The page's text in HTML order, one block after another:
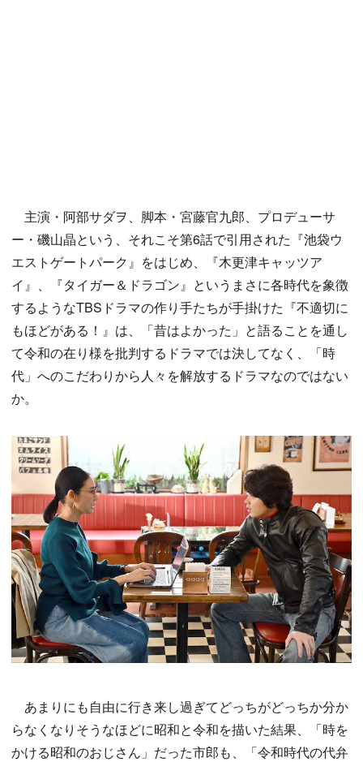
主演・阿部サダヲ、脚本・宮藤官九郎、プロデューサ
ー・磯山晶という、それこそ第6話で引用された『池袋ウ
エストゲートパーク』をはじめ、『木更津キャッツア
イ』、『タイガー＆ドラゴン』というまさに各時代を象徴
するようなTBSドラマの作り手たちが手掛けた『不適切に
もほどがある！』は、「昔はよかった」と語ることを通し
て令和の在り様を批判するドラマでは決してなく、「時
代」へのこだわりから人々を解放するドラマなのではない
か。
あまりにも自由に行き来し過ぎてどっちがどっちか分か
らなくなりそうなほどに昭和と令和を描いた結果、「時を
かける昭和のおじさん」だった市郎も、「令和時代の代弁